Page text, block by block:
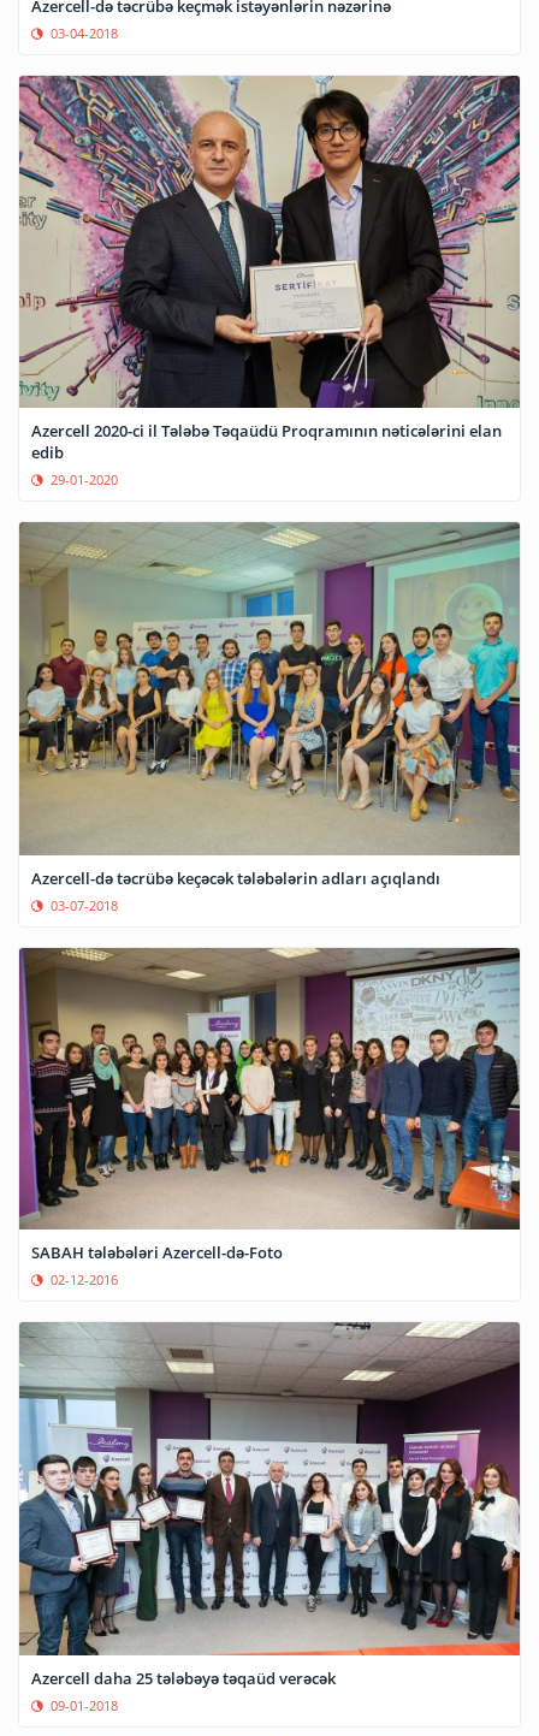
Azercell-də təcrübə keçmək istəyənlərin nəzərinə
03-04-2018
Azercell 2020-ci il Tələbə Təqaüdü Proqramının nəticələrini elan
edib
29-01-2020
Azercell-də təcrübə keçəcək tələbələrin adları açıqlandı
03-07-2018
SABAH tələbələri Azercell-də-Foto
02-12-2016
Azercell daha 25 tələbəyə təqaüd verəcək
09-01-2018